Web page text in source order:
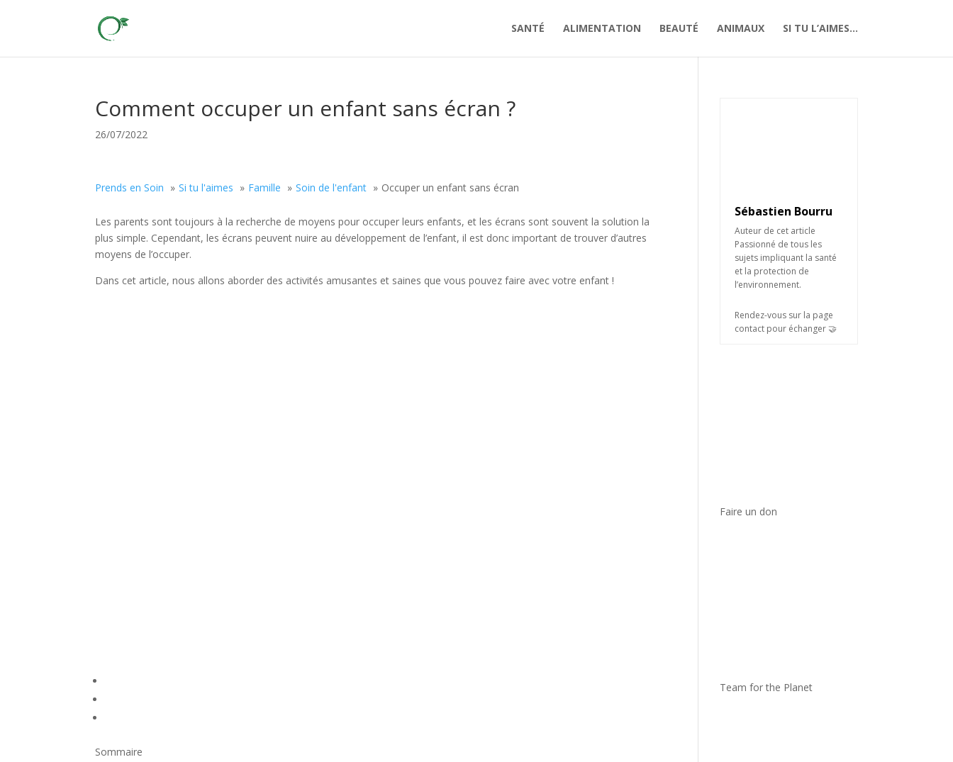
SANTÉ ALIMENTATION BEAUTÉ ANIMAUX SI TU L’AIMES…
Comment occuper un enfant sans écran ?
26/07/2022
Prends en Soin Si tu l'aimes Famille Soin de l'enfant Occuper un enfant sans écran
Les parents sont toujours à la recherche de moyens pour occuper leurs enfants, et les écrans sont souvent la solution la
plus simple. Cependant, les écrans peuvent nuire au développement de l’enfant, il est donc important de trouver d’autres
moyens de l’occuper.
Dans cet article, nous allons aborder des activités amusantes et saines que vous pouvez faire avec votre enfant !
Sommaire
Sébastien Bourru
Auteur de cet article
Passionné de tous les
sujets impliquant la santé
et la protection de
l’environnement.
Rendez-vous sur la page
contact pour échanger 🤝
Faire un don
Team for the Planet